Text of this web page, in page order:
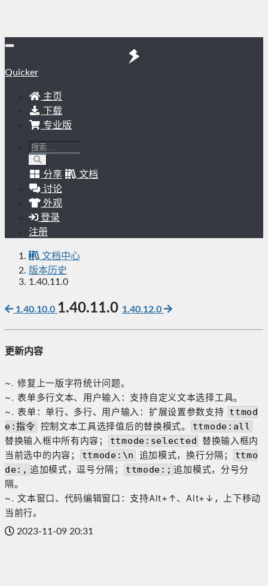
Quicker
主页
下载
专业版
分享
文档
讨论
外观
登录
注册
文档中心
版本历史
1.40.11.0
1.40.10.0 1.40.11.0 1.40.12.0
更新内容
~. 修复上一版字符统计问题。
~. 表单多行文本、用户输入：支持自定义文本选择工具。
~. 表单：单行、多行、用户输入：扩展设置参数支持 ttmod
e:指令 控制文本工具选择值后的替换模式。 ttmode:all
替换输入框中所有内容； ttmode:selected
替换输入框内
当前选中的内容；
ttmode:\n 追加模式，换行分隔；
ttmo
de:, 追加模式，逗号分隔； ttmode:; 追加模式，分号分
隔。
~. 文本窗口、代码编辑窗口：支持Alt+↑、Alt+↓，上下移动
当前行。
2023-11-09 20:31